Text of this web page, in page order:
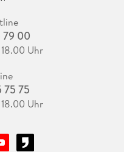
00
Uhr
75
Uhr